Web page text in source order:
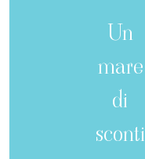
Un
mare
di
sconti